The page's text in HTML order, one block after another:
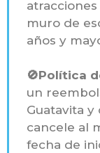
muro de
años y
🚫Política
un
Guatavita y
cancele al
fecha de